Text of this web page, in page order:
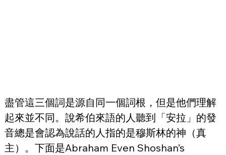
盡管這三個詞是源自同一個詞根，但是他們理解
起來並不同。說希伯來語的人聽到「安拉」的發
音總是會認為說話的人指的是穆斯林的神（真
主）。下面是Abraham Even Shoshan’s